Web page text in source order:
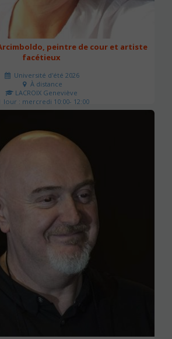
Arcimboldo, peintre de cour et artiste
facétieux
Université d'été 2026
À distance
LACROIX Geneviève
Jour : mercredi 10:00- 12:00
Nombre de séances : 3